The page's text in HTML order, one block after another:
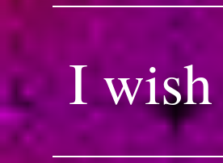
I wish